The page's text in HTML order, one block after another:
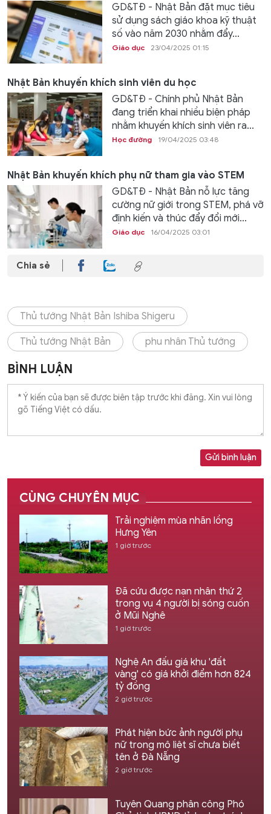
GD&TĐ - Nhật Bản đặt mục tiêu
sử dụng sách giáo khoa kỹ thuật
số vào năm 2030 nhằm đẩy...
Giáo dục 23/04/2025 01:15
Nhật Bản khuyến khích sinh viên du học
GD&TĐ - Chính phủ Nhật Bản
đang triển khai nhiều biện pháp
nhằm khuyến khích sinh viên ra...
Học đường 19/04/2025 03:48
Nhật Bản khuyến khích phụ nữ tham gia vào STEM
GD&TĐ - Nhật Bản nỗ lực tăng
cường nữ giới trong STEM, phá vỡ
định kiến và thúc đẩy đổi mới...
Giáo dục 16/04/2025 03:01
Chia sẻ
Thủ tướng Nhật Bản Ishiba Shigeru
Thủ tướng Nhật Bản phu nhân Thủ tướng
BÌNH LUẬN
Gửi bình luận
CÙNG CHUYÊN MỤC
Trải nghiệm mùa nhãn lồng
Hưng Yên
1 giờ trước
Đã cứu được nạn nhân thứ 2
trong vụ 4 người bị sóng cuốn
ở Mũi Nghê
1 giờ trước
Nghệ An đấu giá khu 'đất
vàng' có giá khởi điểm hơn 824
tỷ đồng
2 giờ trước
Phát hiện bức ảnh người phụ
nữ trong mộ liệt sĩ chưa biết
tên ở Đà Nẵng
2 giờ trước
Tuyên Quang phân công Phó